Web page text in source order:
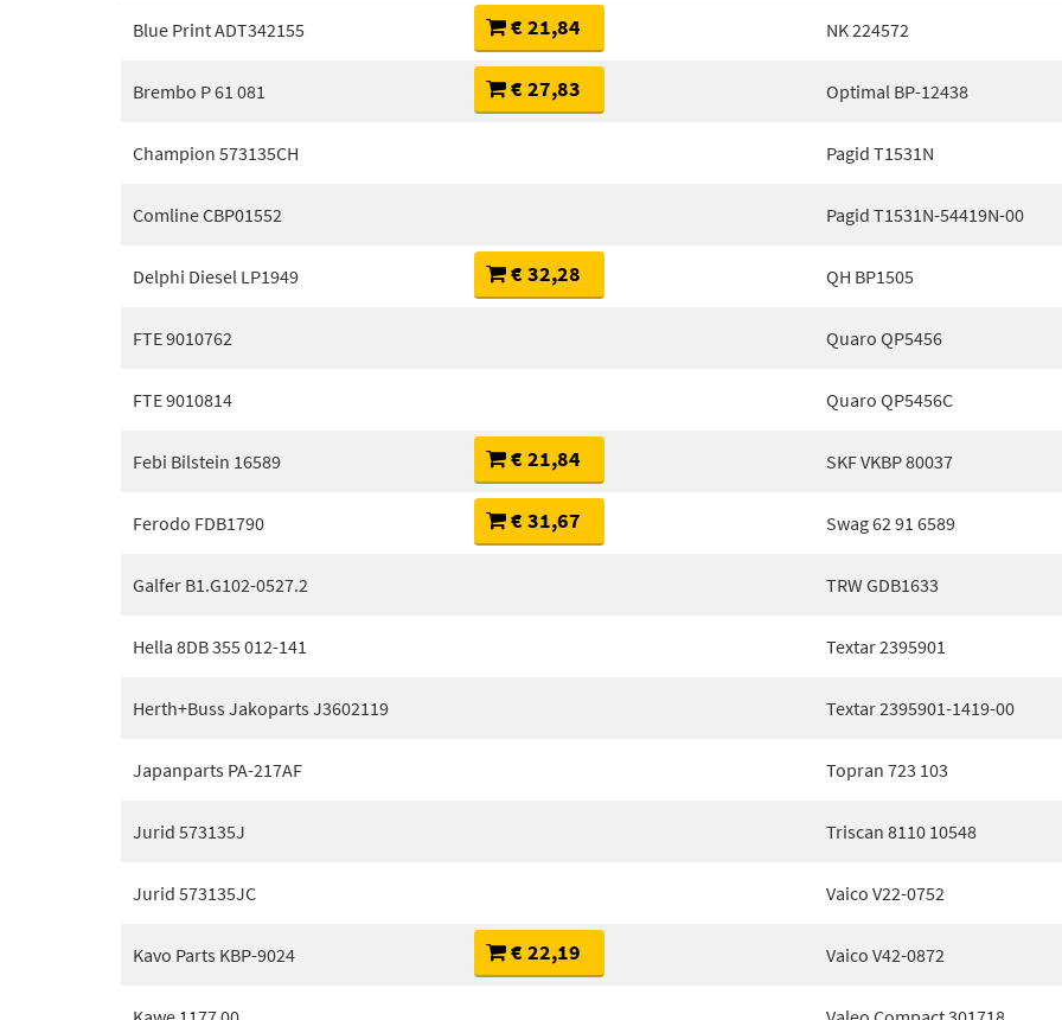
Blue Print ADT342155 € 21,84
Brembo P 61 081 € 27,83
Champion 573135CH
Comline CBP01552
Delphi Diesel LP1949 € 32,28
FTE 9010762
FTE 9010814
Febi Bilstein 16589 € 21,84
Ferodo FDB1790 € 31,67
Galfer B1.G102-0527.2
Hella 8DB 355 012-141
Herth+Buss Jakoparts J3602119
Japanparts PA-217AF
Jurid 573135J
Jurid 573135JC
Kavo Parts KBP-9024 € 22,19
NK 224572
Optimal BP-12438
Pagid T1531N
Pagid T1531N-54419N-00
QH BP1505
Quaro QP5456
Quaro QP5456C
SKF VKBP 80037
Swag 62 91 6589
TRW GDB1633
Textar 2395901
Textar 2395901-1419-00
Topran 723 103
Triscan 8110 10548
Vaico V22-0752
Vaico V42-0872